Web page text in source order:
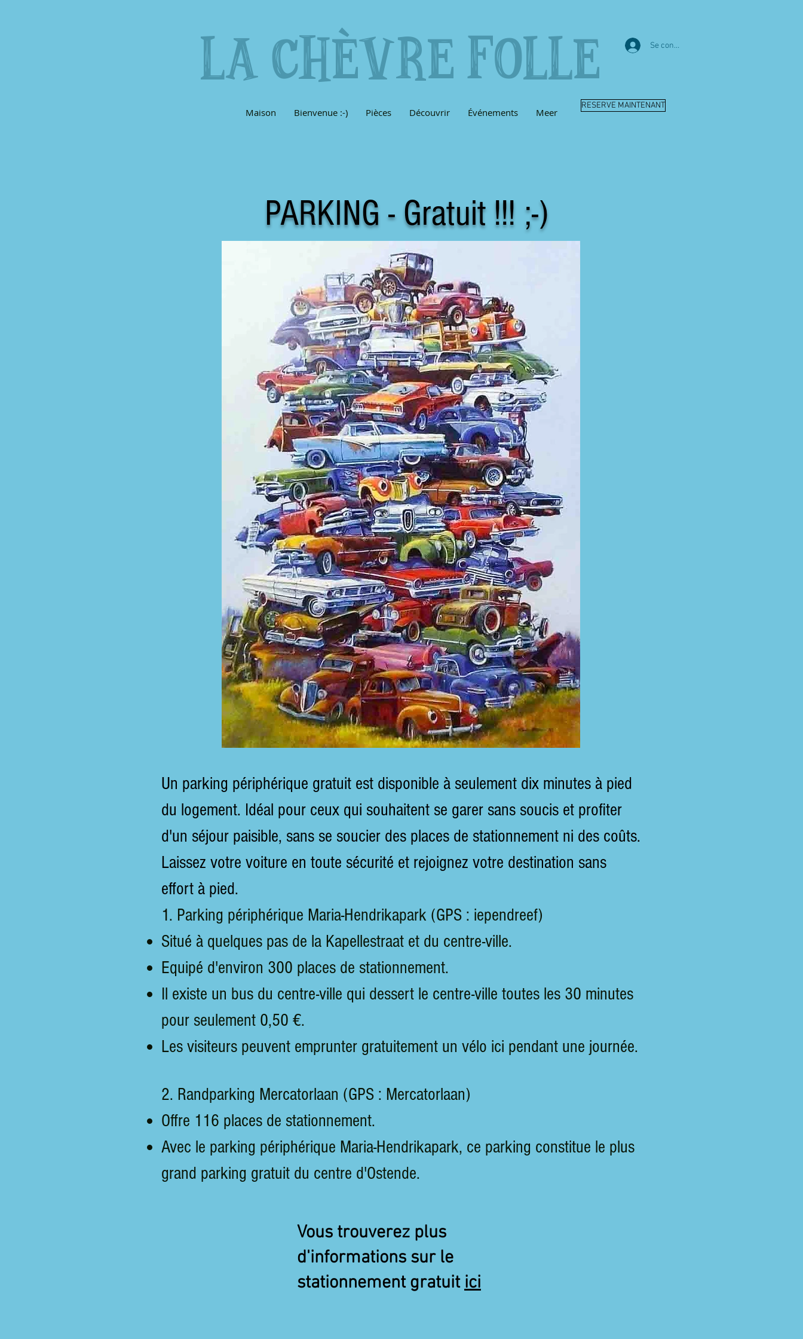
LA CHÈVRE FOLLE Se connecter
Maison Bienvenue :-) Pièces Découvrir Événements Meer
RESERVE MAINTENANT
PARKING - Gratuit !!! ;-)
Un parking périphérique gratuit est disponible à seulement dix minutes à pied
du logement. Idéal pour ceux qui souhaitent se garer sans soucis et profiter
d'un séjour paisible, sans se soucier des places de stationnement ni des coûts.
Laissez votre voiture en toute sécurité et rejoignez votre destination sans
effort à pied.
1. Parking périphérique Maria-Hendrikapark (GPS : iependreef)
Situé à quelques pas de la Kapellestraat et du centre-ville.
Equipé d'environ 300 places de stationnement.
Il existe un bus du centre-ville qui dessert le centre-ville toutes les 30 minutes
pour seulement 0,50 €.
Les visiteurs peuvent emprunter gratuitement un vélo ici pendant une journée.
2. Randparking Mercatorlaan (GPS : Mercatorlaan)
Offre 116 places de stationnement.
Avec le parking périphérique Maria-Hendrikapark, ce parking constitue le plus
grand parking gratuit du centre d'Ostende.
Vous trouverez plus
d'informations sur le
stationnement gratuitici